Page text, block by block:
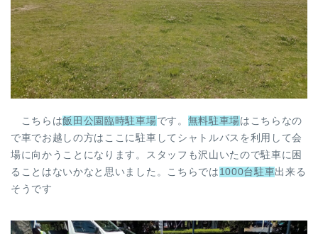
こちらは飯田公園臨時駐車場です。 無料駐車場はこちらなの
で車でお越しの方はここに駐車してシャトルバスを利用して会
場に向かうことになります。スタッフも沢山いたので駐車に困
ることはないかなと思いました。こちらでは 1000台駐車出来る
そうです